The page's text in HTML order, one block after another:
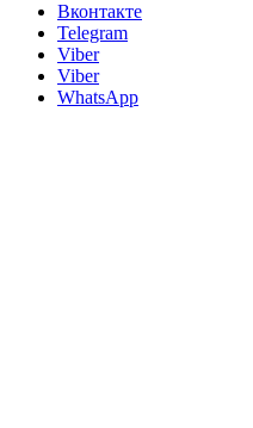
Вконтакте
Telegram
Viber
Viber
WhatsApp